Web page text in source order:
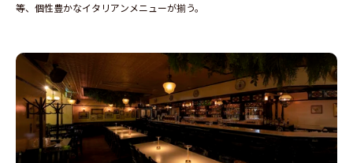
等、個性豊かなイタリアンメニューが揃う。